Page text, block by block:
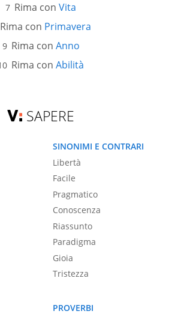
Rima con Vita
Rima con Primavera
Rima con Anno
Rima con Abilità
SAPERE
SINONIMI E CONTRARI
Libertà
Facile
Pragmatico
Conoscenza
Riassunto
Paradigma
Gioia
Tristezza
PROVERBI